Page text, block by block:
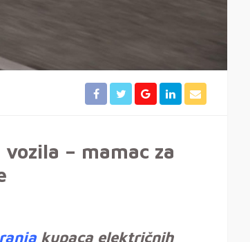
– mamac za
kupaca električnih